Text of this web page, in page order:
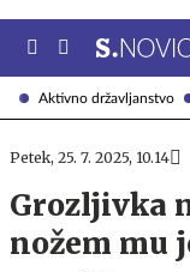
Aktivno državljanstvo
Petek, 25. 7. 2025, 10.14
Grozljivka
nožem mu